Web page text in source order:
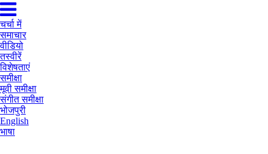
चर्चा में
समाचार
वीडियो
तस्वीरें
विशेषताएं
समीक्षा
मूवी समीक्षा
संगीत समीक्षा
भोजपुरी
English
भाषा